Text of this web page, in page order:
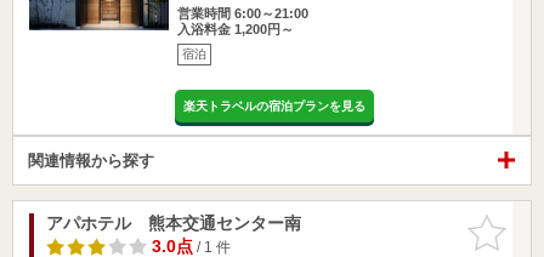
営業時間 6:00～21:00
入浴料金 1,200円～
宿泊
楽天トラベルの宿泊プランを見る
関連情報から探す
お気に入
りに追加
アパホテル 熊本交通センター南
3.0点/ 1 件